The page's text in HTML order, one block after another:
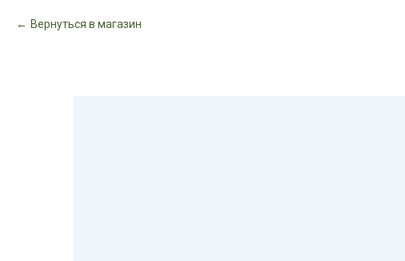
Вернуться в магазин